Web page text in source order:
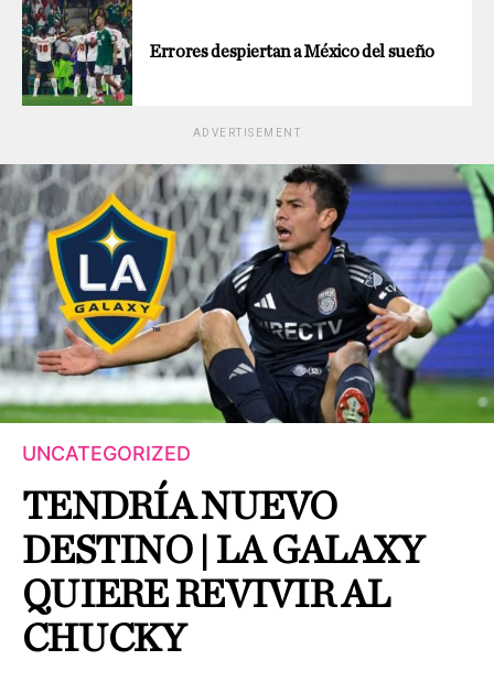
Errores despiertan a México del sueño
ADVERTISEMENT
UNCATEGORIZED
TENDRÍA NUEVO
DESTINO | LA GALAXY
QUIERE REVIVIR AL
CHUCKY